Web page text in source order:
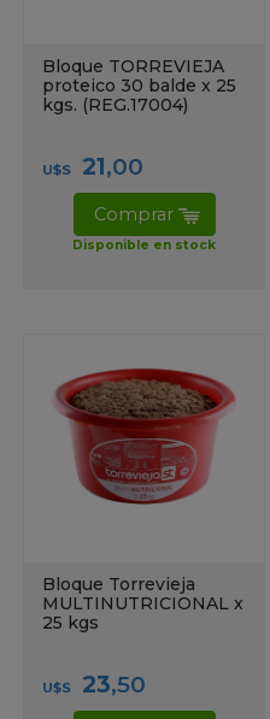
Bloque TORREVIEJA
proteico 30 balde x 25
kgs. (REG.17004)
U$S 21,00
Disponible en stock
Comprar
Bloque Torrevieja
MULTINUTRICIONAL x
25 kgs
U$S 23,50